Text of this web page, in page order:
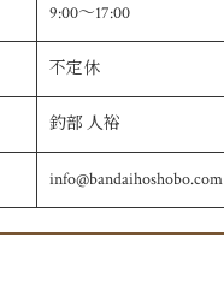
9:00〜17:00
不定休
釣部 人裕
info@bandaihoshobo.com